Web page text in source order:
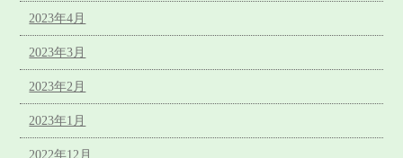
2023年4月
2023年3月
2023年2月
2023年1月
2022年12月